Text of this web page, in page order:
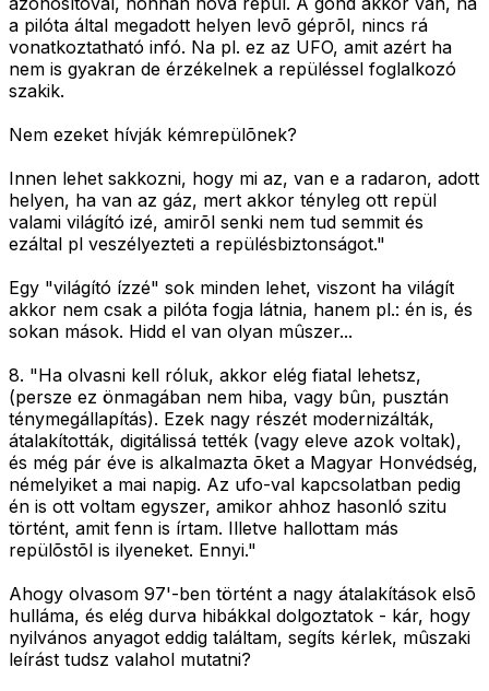
a pilóta által megadott helyen levõ géprõl, nincs rá
vonatkoztatható infó. Na pl. ez az UFO, amit azért ha
nem is gyakran de érzékelnek a repüléssel foglalkozó
szakik.
Nem ezeket hívják kémrepülõnek?
Innen lehet sakkozni, hogy mi az, van e a radaron, adott
helyen, ha van az gáz, mert akkor tényleg ott repül
valami világító izé, amirõl senki nem tud semmit és
ezáltal pl veszélyezteti a repülésbiztonságot."
Egy "világító ízzé" sok minden lehet, viszont ha világít
akkor nem csak a pilóta fogja látnia, hanem pl.: én is, és
sokan mások. Hidd el van olyan mûszer...
8. "Ha olvasni kell róluk, akkor elég fiatal lehetsz,
(persze ez önmagában nem hiba, vagy bûn, pusztán
ténymegállapítás). Ezek nagy részét modernizálták,
átalakították, digitálissá tették (vagy eleve azok voltak),
és még pár éve is alkalmazta õket a Magyar Honvédség,
némelyiket a mai napig. Az ufo-val kapcsolatban pedig
én is ott voltam egyszer, amikor ahhoz hasonló szitu
történt, amit fenn is írtam. Illetve hallottam más
repülõstõl is ilyeneket. Ennyi."
Ahogy olvasom 97'-ben történt a nagy átalakítások elsõ
hulláma, és elég durva hibákkal dolgoztatok - kár, hogy
nyilvános anyagot eddig találtam, segíts kérlek, mûszaki
leírást tudsz valahol mutatni?